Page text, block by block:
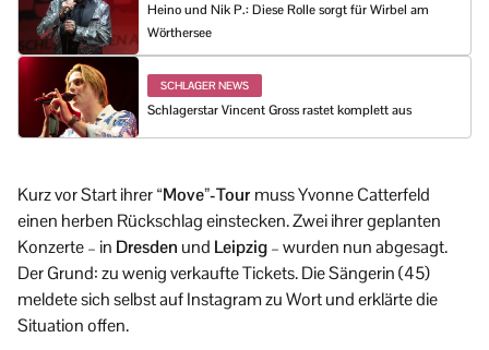
Heino und Nik P.: Diese Rolle sorgt für Wirbel am
Wörthersee
SCHLAGER NEWS
Schlagerstar Vincent Gross rastet komplett aus
Kurz vor Start ihrer“Move”-Tour muss Yvonne Catterfeld
einen herben Rückschlag einstecken. Zwei ihrer geplanten
Konzerte – in Dresden und Leipzig– wurden nun abgesagt.
Der Grund: zu wenig verkaufte Tickets. Die Sängerin (45)
meldete sich selbst auf Instagram zu Wort und erklärte die
Situation offen.